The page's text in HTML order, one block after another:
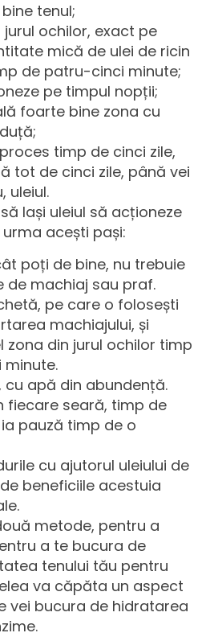
tenul;
jurul ochilor, exact pe
mică de ulei de ricin
de patru-cinci minute;
pe timpul nopții;
foarte bine zona cu
timp de cinci zile,
tot de cinci zile, până vei
uleiul.
lași uleiul să acționeze
acești pași:
poți de bine, nu trebuie
de machiaj sau praf.
pe care o folosești
machiajului, și
zona din jurul ochilor timp
cu apă din abundență.
fiecare seară, timp de
pauză timp de o
cu ajutorul uleiului de
beneficiile acestuia
metode, pentru a
a te bucura de
tenului tău pentru
va căpăta un aspect
vei bucura de hidratarea